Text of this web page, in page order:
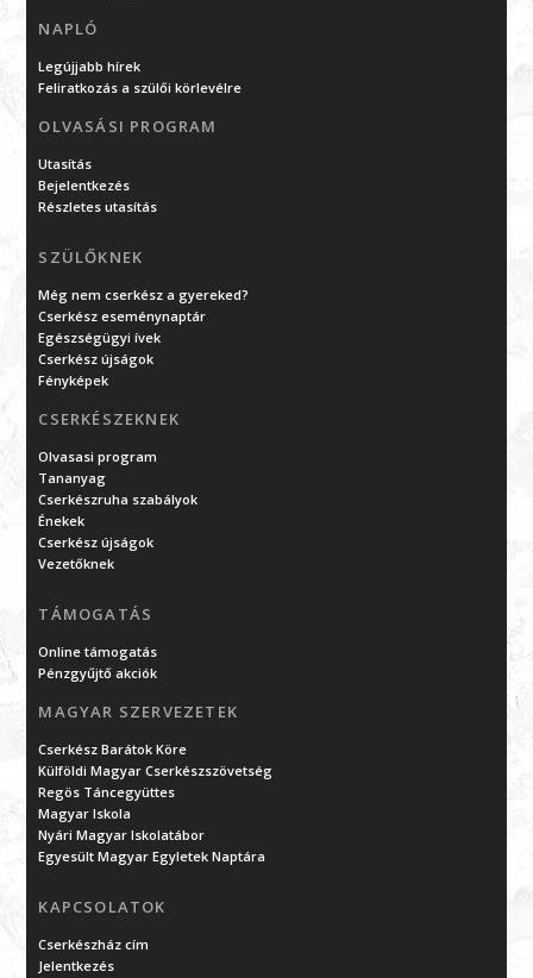
NAPLÓ
Legújjabb hírek
Feliratkozás a szülői körlevélre
OLVASÁSI PROGRAM
Utasítás
Bejelentkezés
Részletes utasítás
SZÜLŐKNEK
Még nem cserkész a gyereked?
Cserkész eseménynaptár
Egészségügyi ívek
Cserkész újságok
Fényképek
CSERKÉSZEKNEK
Olvasasi program
Tananyag
Cserkészruha szabályok
Énekek
Cserkész újságok
Vezetőknek
TÁMOGATÁS
Online támogatás
Pénzgyűjtő akciók
MAGYAR SZERVEZETEK
Cserkész Barátok Köre
Külföldi Magyar Cserkészszövetség
Regös Táncegyüttes
Magyar Iskola
Nyári Magyar Iskolatábor
Egyesült Magyar Egyletek Naptára
KAPCSOLATOK
Cserkészház cím
Jelentkezés